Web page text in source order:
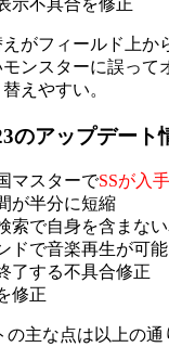
示不具合を修正
がフィールド上か
ンスターに誤って
えやすい。
のアップデート
マスターでSSが入
が半分に短縮
索で自身を含まな
ドで音楽再生が可
了する不具合修正
修正
の主な点は以上の